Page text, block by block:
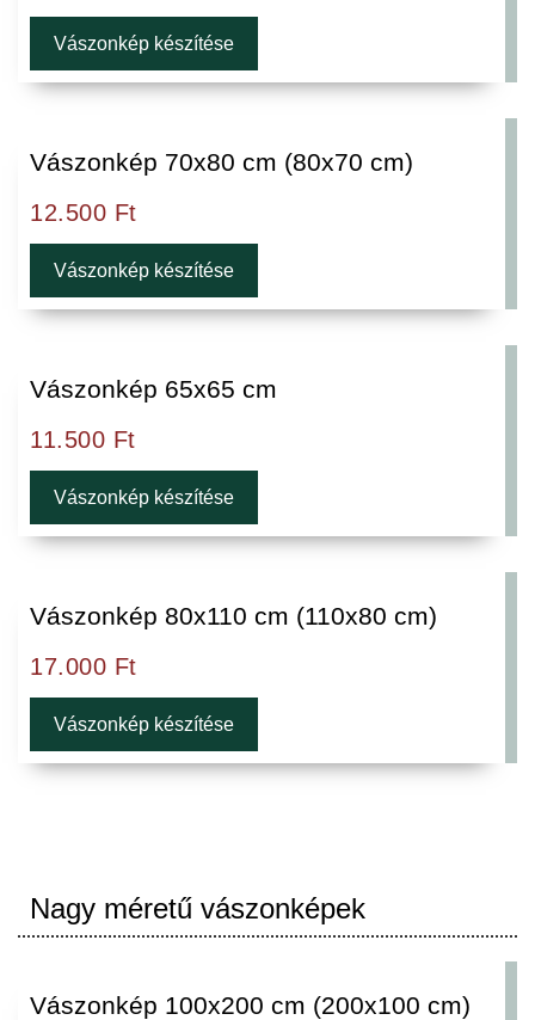
Vászonkép készítése
Vászonkép 70x80 cm (80x70 cm)
12.500 Ft
Vászonkép készítése
Vászonkép 65x65 cm
11.500 Ft
Vászonkép készítése
Vászonkép 80x110 cm (110x80 cm)
17.000 Ft
Vászonkép készítése
Nagy méretű vászonképek
Vászonkép 100x200 cm (200x100 cm)